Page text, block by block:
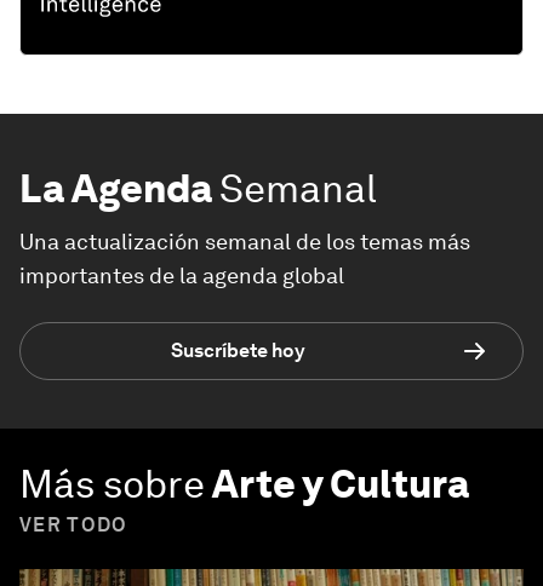
La AgendaSemanal
Una actualización semanal de los temas más
importantes de la agenda global
Suscríbete hoy
Más sobreArte y Cultura
VER TODO